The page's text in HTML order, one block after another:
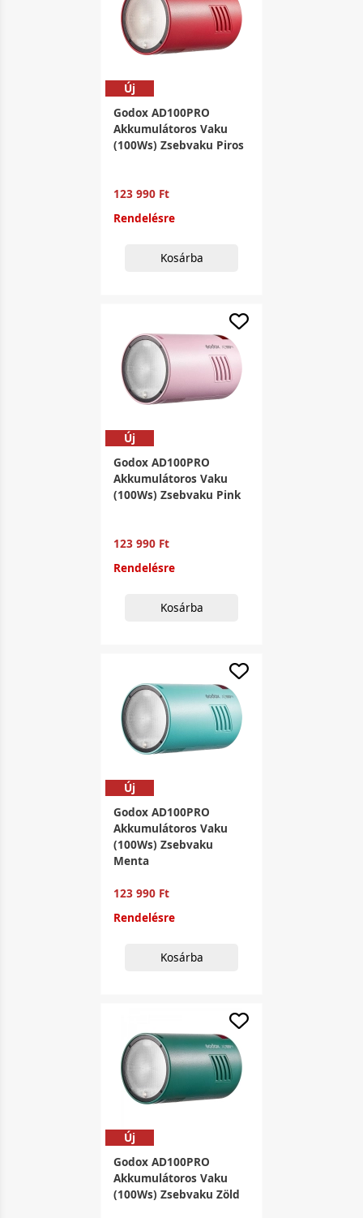
Új
Godox AD100PRO
Akkumulátoros Vaku
(100Ws) Zsebvaku Piros
123 990 Ft
Rendelésre
Kosárba
Új
Godox AD100PRO
Akkumulátoros Vaku
(100Ws) Zsebvaku Pink
123 990 Ft
Rendelésre
Kosárba
Új
Godox AD100PRO
Akkumulátoros Vaku
(100Ws) Zsebvaku
Menta
123 990 Ft
Rendelésre
Kosárba
Új
Godox AD100PRO
Akkumulátoros Vaku
(100Ws) Zsebvaku Zöld